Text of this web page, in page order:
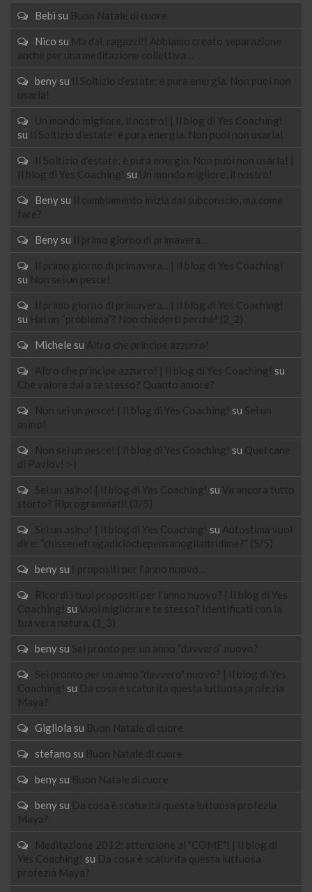
Bebi su Buon Natale di cuore
Nico su
Ma dai, ragazzi!! Abbiamo creato separazione
anche per una meditazione collettiva…
beny su
Il Soltizio d’estate: è pura energia. Non puoi non
usarla!
Un mondo migliore, il nostro! | Il blog di Yes Coaching!
su
Il Soltizio d’estate: è pura energia. Non puoi non usarla!
Il Soltizio d'estate: è pura energia. Non puoi non usarla! |
Il blog di Yes Coaching! su Un mondo migliore, il nostro!
Beny su
Il cambiamento inizia dal subconscio, ma come
fare?
Beny su Il primo giorno di primavera…
Il primo giorno di primavera... | Il blog di Yes Coaching!
su
Non sei un pesce!
Il primo giorno di primavera... | Il blog di Yes Coaching!
su
Hai un “problema”? Non chiederti perchè! (2_2)
Michele su Altro che principe azzurro!
Altro che principe azzurro! | Il blog di Yes Coaching! su
Che valore dai a te stesso? Quanto amore?
Non sei un pesce! | Il blog di Yes Coaching! su Sei un
asino!
Non sei un pesce! | Il blog di Yes Coaching! su
Quel cane
di Pavlov! :-)
Sei un asino! | Il blog di Yes Coaching! su Va ancora tutto
storto? Riprogrammati! (3/5)
Sei un asino! | Il blog di Yes Coaching! su
Autostima vuol
dire: “chissenefregadiciòchepensanoglialtridime?” (5/5)
beny su I propositi per l’anno nuovo…
Ricordi i tuoi propositi per l'anno nuovo? | Il blog di Yes
Coaching! su Vuoi migliorare te stesso? Identificati con la
tua vera natura. (1_3)
beny su Sei pronto per un anno “davvero” nuovo?
Sei pronto per un anno "davvero" nuovo? | Il blog di Yes
Coaching! su
Da cosa è scaturita questa luttuosa profezia
Maya?
Gigliola su Buon Natale di cuore
stefano su Buon Natale di cuore
beny su Buon Natale di cuore
beny su
Da cosa è scaturita questa luttuosa profezia
Maya?
Meditazione 2012: attenzione al "COME"! | Il blog di
Yes Coaching! su
Da cosa è scaturita questa luttuosa
profezia Maya?